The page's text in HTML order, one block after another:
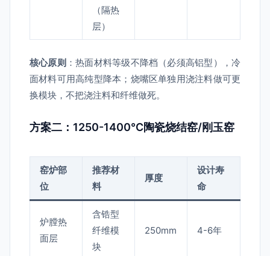
（隔热
层）
核心原则：热面材料等级不降档（必须高铝型），冷
面材料可用高纯型降本；烧嘴区单独用浇注料做可更
换模块，不把浇注料和纤维做死。
方案二：1250-1400℃陶瓷烧结窑/刚玉窑
窑炉部
位
推荐材
料
厚度
设计寿
命
炉膛热
面层
含锆型
纤维模
块
250mm 4-6年